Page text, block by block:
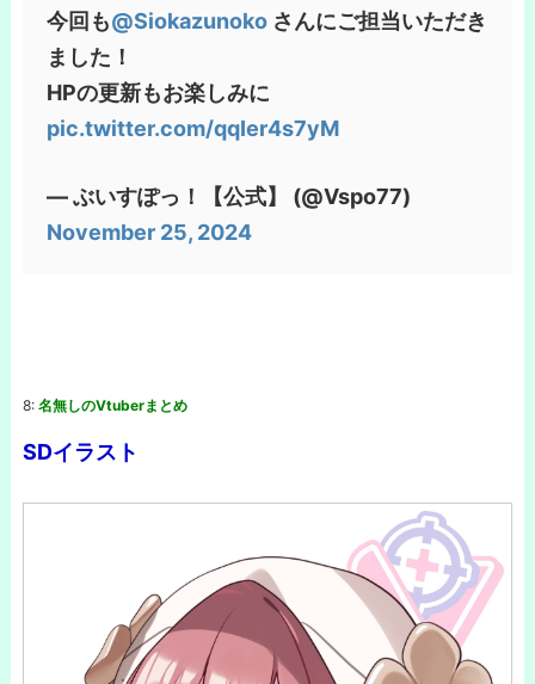
今回も@Siokazunoko さんにご担当いただき
ました！
HPの更新もお楽しみに
pic.twitter.com/qqIer4s7yM
— ぶいすぽっ！【公式】 (@Vspo77)
November 25, 2024
8: 名無しのVtuberまとめ
SDイラスト